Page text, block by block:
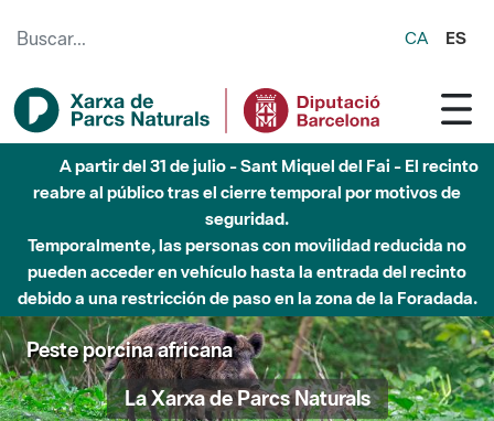
CA ES
A partir del 31 de julio - Sant Miquel del Fai - El recinto
reabre al público tras el cierre temporal por motivos de
seguridad.
Temporalmente, las personas con movilidad reducida no
pueden acceder en vehículo hasta la entrada del recinto
debido a una restricción de paso en la zona de la Foradada.
Peste porcina africana
La Xarxa de Parcs Naturals